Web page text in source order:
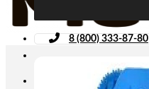
8 (800) 333-87-80